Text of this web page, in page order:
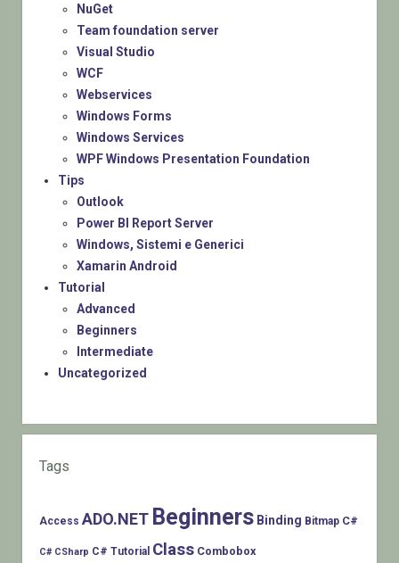
NuGet
Team foundation server
Visual Studio
WCF
Webservices
Windows Forms
Windows Services
WPF Windows Presentation Foundation
Tips
Outlook
Power BI Report Server
Windows, Sistemi e Generici
Xamarin Android
Tutorial
Advanced
Beginners
Intermediate
Uncategorized
Tags
Access ADO.NET Beginners Binding Bitmap C#
C# CSharp C# Tutorial Class Combobox